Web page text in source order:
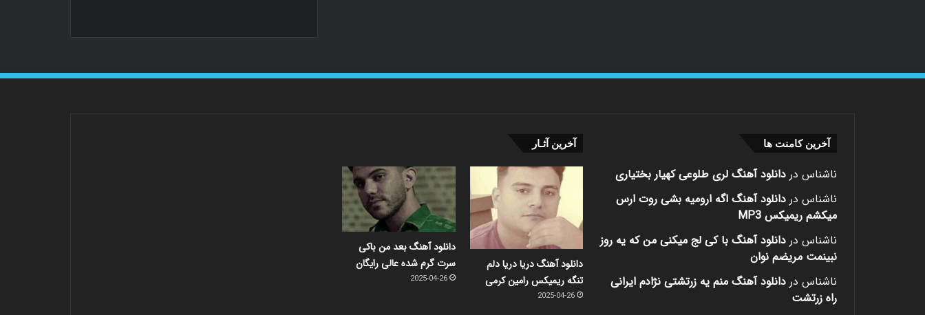
آخرین کامنت ها
ناشناس در دانلود آهنگ لری طلوعی کهیار بختیاری
ناشناس در دانلود آهنگ اگه ارومیه بشی روت ارس
میکشم ریمیکس MP3
ناشناس در دانلود آهنگ با کی لج میکنی من که یه روز
نبینمت مریضم نوان
ناشناس در دانلود آهنگ منم یه زرتشتی نژادم ایرانی
راه زرتشت
آخرین آثـار
دانلود آهنگ دریا دریا دلم
تنگه ریمیکس رامین کرمی
2025-04-26
دانلود آهنگ بعد من باکی
سرت گرم شده عالی رایگان
2025-04-26